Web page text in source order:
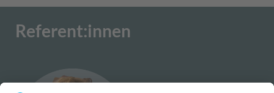
Referent:innen